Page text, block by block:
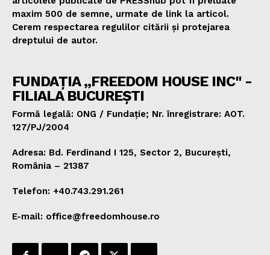
maxim 500 de semne, urmate de link la articol.
Cerem respectarea regulilor citării și protejarea
dreptului de autor.
FUNDAȚIA „FREEDOM HOUSE INC" -
FILIALA BUCUREȘTI
Formă legală: ONG / Fundație; Nr. înregistrare: AOT.
127/PJ/2004
Adresa: Bd. Ferdinand I 125, Sector 2, București,
România – 21387
Telefon: +40.743.291.261
E-mail: office@freedomhouse.ro